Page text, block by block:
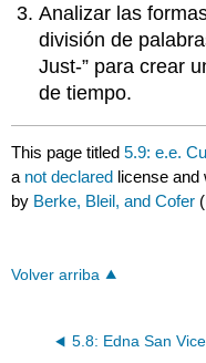
Analizar las
división de
Just-” para crear
de tiempo.
This page titled5.9: e.e.
a not declared license and
by Berke, Bleil, and Cofer (
Volver arriba